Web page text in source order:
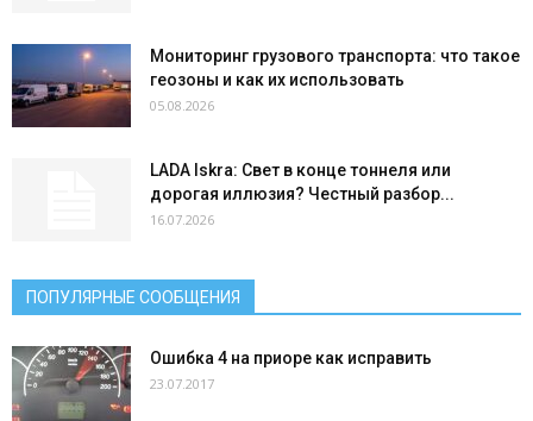
Мониторинг грузового транспорта: что такое
геозоны и как их использовать
05.08.2026
LADA Iskra: Свет в конце тоннеля или
дорогая иллюзия? Честный разбор...
16.07.2026
ПОПУЛЯРНЫЕ СООБЩЕНИЯ
Ошибка 4 на приоре как исправить
23.07.2017